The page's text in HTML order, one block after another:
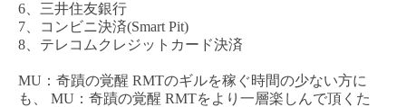
6、三井住友銀行
7、コンビニ決済(Smart Pit)
8、テレコムクレジットカード決済
MU：奇蹟の覚醒 RMTのギルを稼ぐ時間の少ない方に
も、
MU：奇蹟の覚醒 RMTをより一層楽しんで頂くた